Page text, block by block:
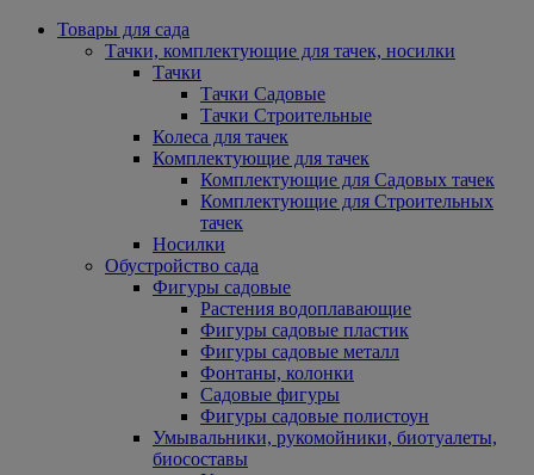
Товары для сада
Тачки, комплектующие для тачек, носилки
Тачки
Тачки Садовые
Тачки Строительные
Колеса для тачек
Комплектующие для тачек
Комплектующие для Садовых тачек
Комплектующие для Строительных
тачек
Носилки
Обустройство сада
Фигуры садовые
Растения водоплавающие
Фигуры садовые пластик
Фигуры садовые металл
Фонтаны, колонки
Садовые фигуры
Фигуры садовые полистоун
Умывальники, рукомойники, биотуалеты,
биосоставы